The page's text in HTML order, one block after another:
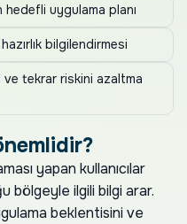
uygulama planı
bilgilendirmesi
ve tekrar riskini azaltma
yapan kullanıcılar
bölgeyle ilgili bilgi arar.
beklentisini ve